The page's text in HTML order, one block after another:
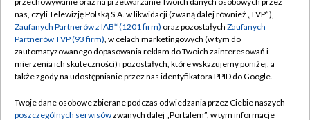
Emisja w TVP
Centrum informacji TVP
Naziemna Telewizja Cyfrowa
Rada Programowa
Regulamin TVP
Polityka prywatności
Moje zgody
Pomoc
Kontakt
nas, czyli Telewizję Polską S.A. w likwidacji (zwaną dalej również „TVP”),
Zaufanych Partnerów z IAB* (1201 firm) oraz pozostałych Zaufanych
Partnerów TVP (93 firm), w celach marketingowych (w tym do
zautomatyzowanego dopasowania reklam do Twoich zainteresowań i
mierzenia ich skuteczności) i pozostałych, które wskazujemy poniżej, a
także zgody na udostępnianie przez nas identyfikatora PPID do Google.
Twoje dane osobowe zbierane podczas odwiedzania przez Ciebie naszych
poszczególnych serwisówzwanych dalej „Portalem”, w tym informacje